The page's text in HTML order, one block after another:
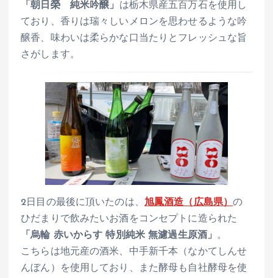
「朝日榮 純米吟醸」 は栃木県産五百万石を使用し
ており、香りは瑞々しいメロンを思わせるような吟
醸香、味わいは柔らかな口当たりとフレッシュな旨
さがします。
2日目の最後に頂いたのは、 旭鳳酒造（広島県）の
ひだまりで飲みたいお酒をコンセプトに造られた
「烏輪 赤いからす 特別純米 無濾過生原酒」 。
こちらは地元産の酒米、中手新千本（なかてしんせ
んぼん）を使用しており、また酵母も自社酵母を使